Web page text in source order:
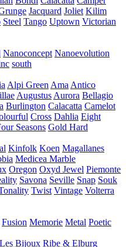
Jacquard Joliet Kilim
Steel Tango Uptown Victorian
Nanoconcept Nanoevolution
south
Alpi Green Ama Antico
Augustus Aurora Bellagio
Burlington Calacatta Camelot
Cross Dahlia Eight
Seasons Gold Hard
Kinfolk Koen Magallanes
Medicea Marble
Oregon Oxyd Jewel Piemonte
Savona Seville Snap Souk
Twist Vintage Volterra
Fusion Memorie Metal Poetic
Les Bijoux Ribe & Elburg